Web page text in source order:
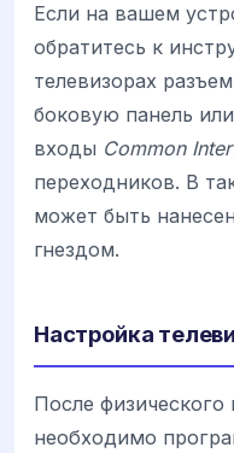
Если на вашем
обратитесь к
телевизорах
боковую панель
входы Common
переходников. В
может быть
гнездом.
Настройка
После
необходимо